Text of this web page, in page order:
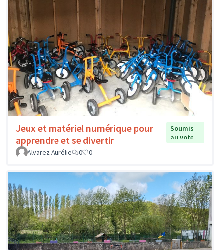
Jeux et matériel numérique pour
apprendre et se divertir
Soumis
au vote
Alvarez Aurélie
0 0